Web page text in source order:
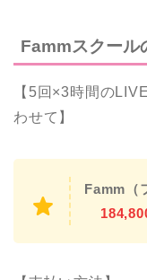
Fammスクール
【5回×3時間の
わせて】
Famm（